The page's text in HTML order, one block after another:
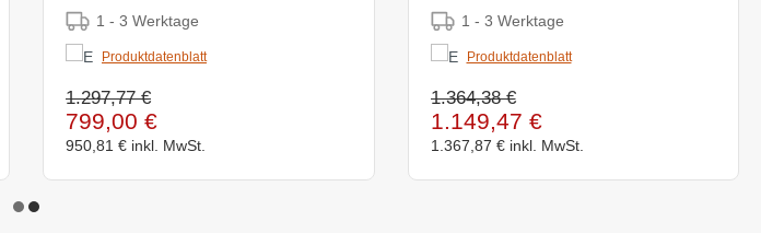
1 - 3 Werktage
Produktdatenblatt
1.297,77 €
799,00 €
950,81 € inkl. MwSt.
1 - 3 Werktage
Produktdatenblatt
1.364,38 €
1.149,47 €
1.367,87 € inkl. MwSt.